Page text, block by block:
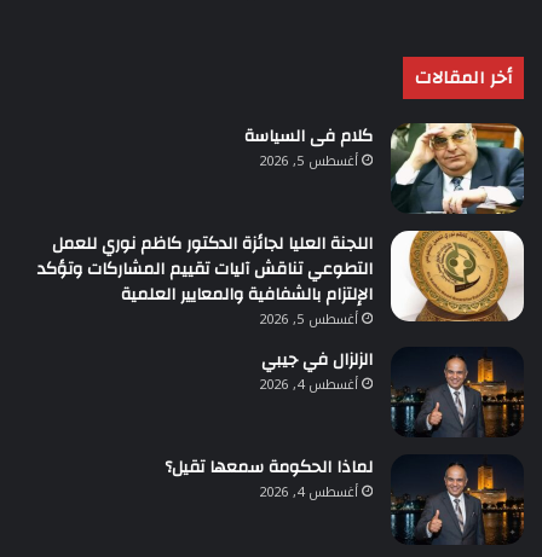
أخر المقالات
كلام فى السياسة
أغسطس 5, 2026
اللجنة العليا لجائزة الدكتور كاظم نوري للعمل
التطوعي تناقش آليات تقييم المشاركات وتؤكد
الإلتزام بالشفافية والمعايير العلمية
أغسطس 5, 2026
الزلزال في جيبي
أغسطس 4, 2026
لماذا الحكومة سمعها تقيل؟
أغسطس 4, 2026